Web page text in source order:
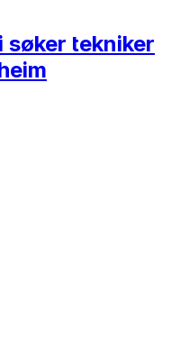
søker tekniker